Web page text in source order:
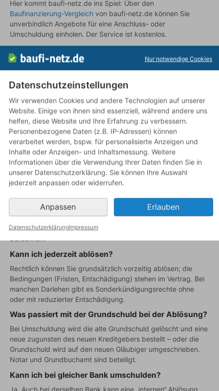
Hier kommt baufi-netz.de ins Spiel: Über den
Baufinanzierung-Vergleich von baufi-netz.de können Sie
unverbindlich Angebote für eine Anschluss- oder
Umschuldung einholen. Der Service ist kostenlos.
oder die Finanzierung vereinfachen – die
Vorfälligkeitsentschädigung und die Kosten der
Neufinanzierung sollten Sie immer einrechnen.
Häufige Fragen zum Thema Kreditablösung
Wann lohnt sich eine Umschuldung?
Wenn die Ersparnis an Zinsen und Kosten die
Vorfälligkeitsentschädigung und die Kosten der
Neufinanzierung (Notar, Grundbuch) übersteigt. Ein Vergleich
mit Restlaufzeit und neuen Konditionen gibt die Antwort.
Das steht in Ihrem Darlehensvertrag. Bei Verbraucherdarlehen
mit fester Zinsbindung ist die Vorfälligkeitsentschädigung
gesetzlich begrenzt. Die Bank muss sie auf Anfrage
berechnen.
Kann ich jederzeit ablösen?
Rechtlich können Sie grundsätzlich vorzeitig ablösen; die
Bedingungen (Fristen, Entschädigung) stehen im Vertrag. Bei
manchen Darlehen gibt es Sonderkündigungsrechte ohne
oder mit reduzierter Entschädigung.
Was passiert mit der Grundschuld bei der Ablösung?
Bei Umschuldung wird die alte Grundschuld gelöscht und eine
neue zugunsten des neuen Kreditgebers bestellt – oder die
Grundschuld wird auf den neuen Gläubiger umgeschrieben.
Notar und Grundbuchamt sind beteiligt.
Kann ich bei gleicher Bank umschulden?
Ja. Auch bei derselben Bank kann eine „internen“ Ablösung
Nur notwendige Cookies
Datenschutzeinstellungen
Wir verwenden Cookies und andere Technologien auf unserer
Website. Einige von ihnen sind essenziell, während andere uns
helfen, diese Website und Ihre Erfahrung zu verbessern.
Personenbezogene Daten (z.B. IP-Adressen) können
verarbeitet werden, bspw. für personalisierte Anzeigen und
Inhalte oder Anzeigen- und Inhaltsmessung. Weitere
Informationen über die Verwendung Ihrer Daten finden Sie in
unserer Datenschutzerklärung. Sie können Ihre Auswahl
jederzeit anpassen oder widerrufen.
Anpassen Erlauben
DatenschutzerklärungImpressum